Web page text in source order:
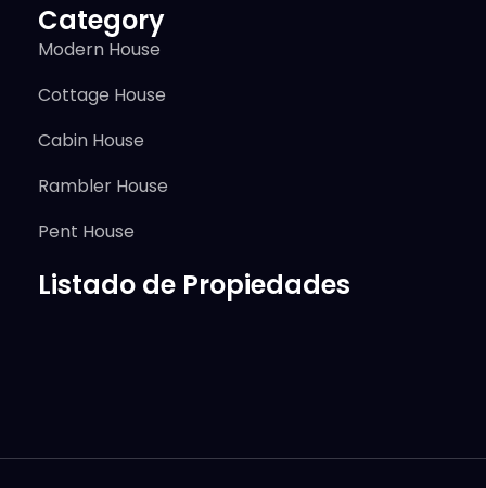
Category
Modern House
Cottage House
Cabin House
Rambler House
Pent House
Listado de Propiedades